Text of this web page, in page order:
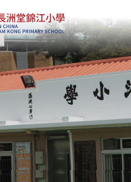
Toggle main menu visibility